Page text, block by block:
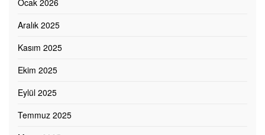
Aralık 2025
Kasım 2025
Ekim 2025
Eylül 2025
Temmuz 2025